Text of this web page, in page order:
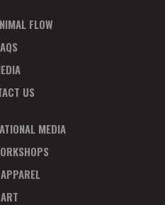
FLOW
US
MEDIA